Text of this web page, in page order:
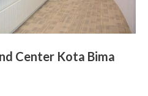
Center Kota Bima